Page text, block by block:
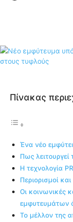
Πίνακας
Ένα νέο
Πως
Η τεχνολογία
Περιορισμοί
Οι κοινωνικές
εμφυτευμάτων
Το μέλλον της